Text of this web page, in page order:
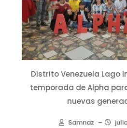
Distrito Venezuela Lago
temporada de Alpha
nuevas
Samnaz –